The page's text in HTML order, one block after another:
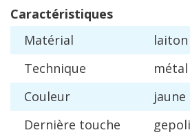
Caractéristiques
Matérial laiton
Technique
métal
Couleur
jaune
Dernière touche